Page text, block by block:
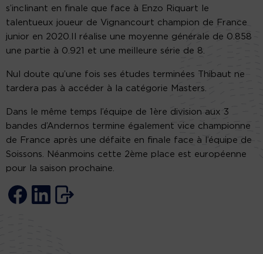
s’inclinant en finale que face à Enzo Riquart le
talentueux joueur de Vignancourt champion de France
junior en 2020.Il réalise une moyenne générale de 0.858
une partie à 0.921 et une meilleure série de 8.
Nul doute qu’une fois ses études terminées Thibaut ne
tardera pas à accéder à la catégorie Masters.
Dans le même temps l’équipe de 1ère division aux 3
bandes d’Andernos termine également vice championne
de France après une défaite en finale face à l’équipe de
Soissons. Néanmoins cette 2ème place est européenne
pour la saison prochaine.